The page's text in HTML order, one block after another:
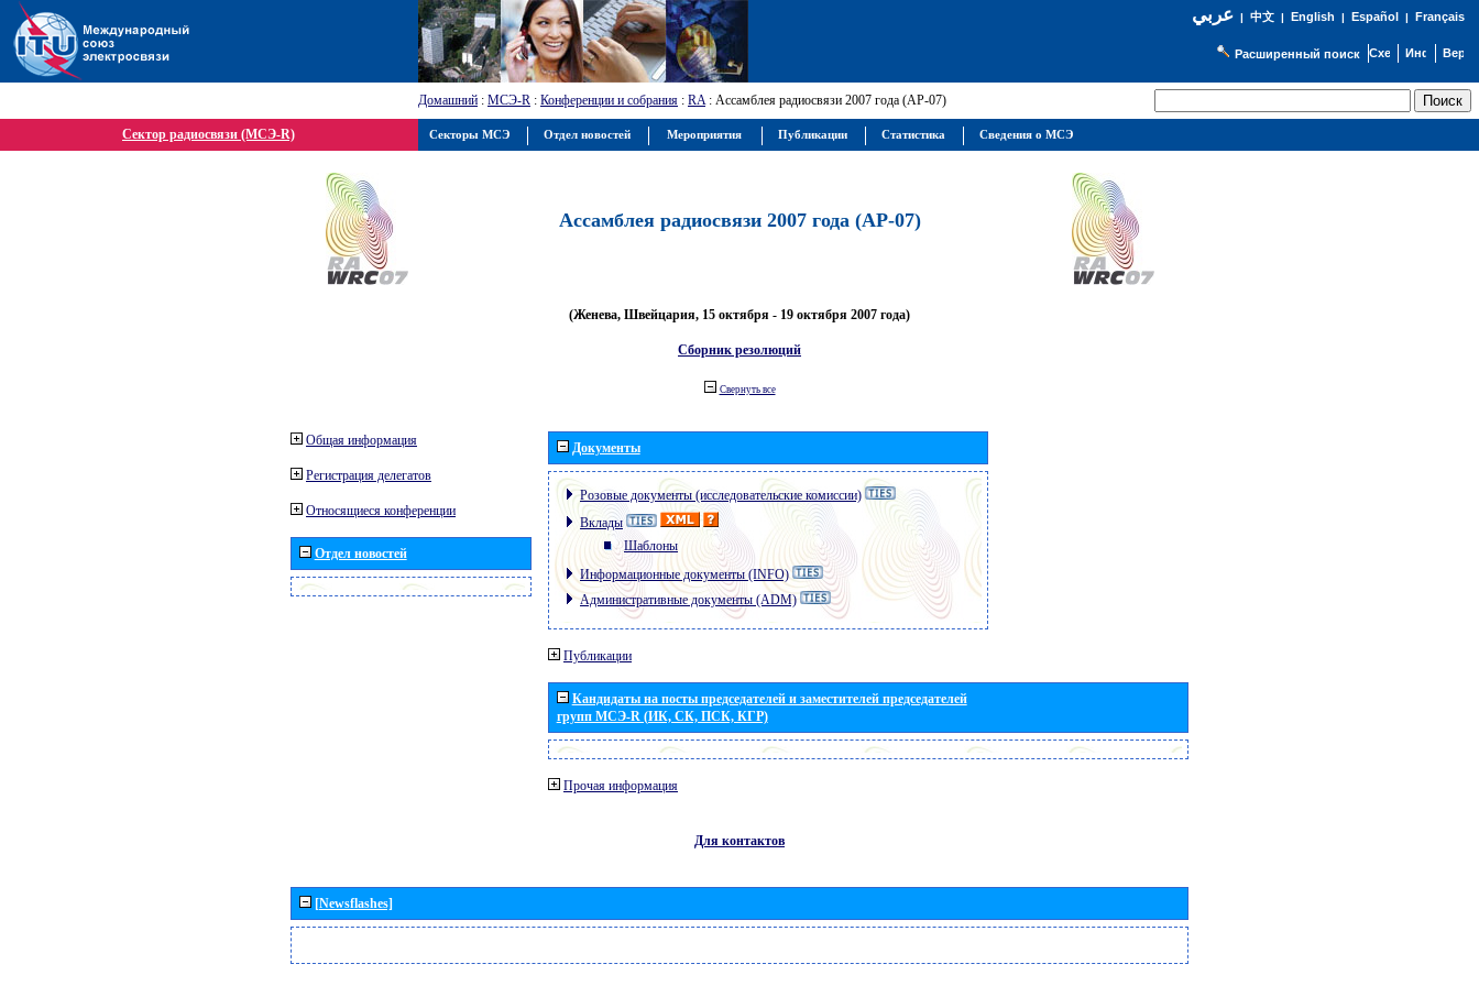
عربي| 中文| English | Español | Français
Расширенный поиск
Домашний : МСЭ-R : Конференции и собрания : RA: Ассамблея радиосвязи 2007 года (АР-07)
Сектор радиосвязи (МСЭ-R)
Ассамблея радиосвязи 2007 года (АР-07)
(Женева, Швейцария, 15 октября - 19 октября 2007 года)
Сборник резолюций
Свернуть все
Общая информация
Регистрация делегатов
Относящиеся конференции
Отдел новостей
Документы
Розовые документы (исследовательские комиссии)
Вклады
Шаблоны
Информационные документы (INFO)
Административные документы (ADM)
Публикации
Кандидаты на посты председателей и заместителей председателей
групп МСЭ-R (ИК, СК, ПСК, КГР)
Прочая информация
Для контактов
[Newsflashes]
Секторы МСЭ Отдел новостей Мероприятия Публикации Статистика Сведения о МСЭ